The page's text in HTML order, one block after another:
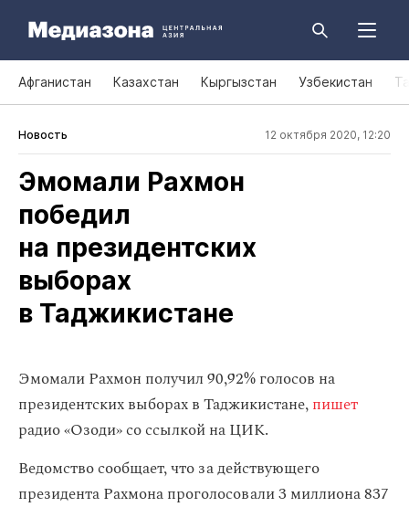
Афганистан Казахстан Кыргызстан Узбекистан
Новость 12 октября 2020, 12:20
Эмомали Рахмон
победил
на президентских
выборах
в Таджикистане
Эмомали Рахмон получил 90,92% голосов на
президентских выборах в Таджикистане,пишет
радио «Озоди» со ссылкой на ЦИК.
Ведомство сообщает, что за действующего
президента Рахмона проголосовали 3 миллиона 837